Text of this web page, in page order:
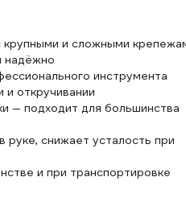
и сложными
надёжно
инструмента
откручивании
— подходит для большинства
руке, снижает усталость при
и при транспортировке